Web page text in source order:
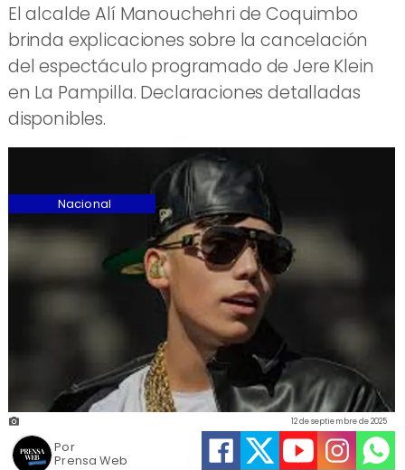
El alcalde Alí Manouchehri de Coquimbo
brinda explicaciones sobre la cancelación
del espectáculo programado de Jere Klein
en La Pampilla. Declaraciones detalladas
disponibles.
Prensa Web
12 de septiembre de 2025
Nacional
Por